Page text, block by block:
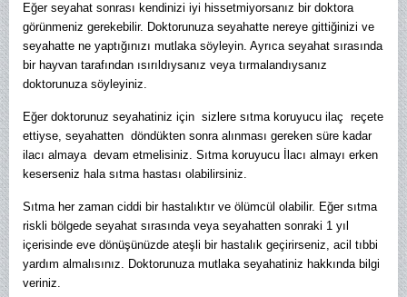
Eğer seyahat sonrası kendinizi iyi hissetmiyorsanız bir doktora
görünmeniz gerekebilir. Doktorunuza seyahatte nereye gittiğinizi ve
seyahatte ne yaptığınızı mutlaka söyleyin. Ayrıca seyahat sırasında
bir hayvan tarafından ısırıldıysanız veya tırmalandıysanız
doktorunuza söyleyiniz.
Eğer doktorunuz seyahatiniz için sizlere sıtma koruyucu ilaç reçete
ettiyse, seyahatten döndükten sonra alınması gereken süre kadar
ilacı almaya devam etmelisiniz. Sıtma koruyucu İlacı almayı erken
keserseniz hala sıtma hastası olabilirsiniz.
Sıtma her zaman ciddi bir hastalıktır ve ölümcül olabilir. Eğer sıtma
riskli bölgede seyahat sırasında veya seyahatten sonraki 1 yıl
içerisinde eve dönüşünüzde ateşli bir hastalık geçirirseniz, acil tıbbi
yardım almalısınız. Doktorunuza mutlaka seyahatiniz hakkında bilgi
veriniz.